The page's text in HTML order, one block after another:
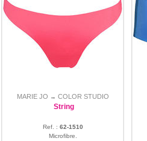
MARIE JO → COLOR STUDIO
String
Ref. : 62-1510
Microfibre.